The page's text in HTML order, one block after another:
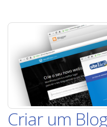
Sitemap
XML
para
o
Blog
Criar um